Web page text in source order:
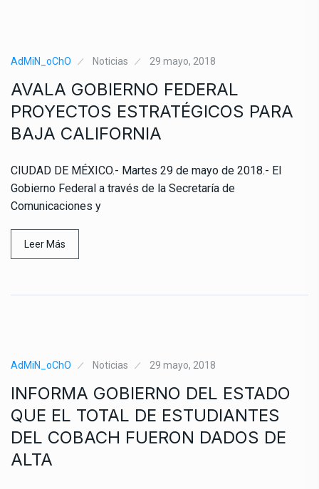
AdMiN_oChO Noticias 29 mayo, 2018
AVALA GOBIERNO FEDERAL
PROYECTOS ESTRATÉGICOS PARA
BAJA CALIFORNIA
CIUDAD DE MÉXICO.- Martes 29 de mayo de 2018.- El
Gobierno Federal a través de la Secretaría de
Comunicaciones y
Leer Más
AdMiN_oChO Noticias 29 mayo, 2018
INFORMA GOBIERNO DEL ESTADO
QUE EL TOTAL DE ESTUDIANTES
DEL COBACH FUERON DADOS DE
ALTA